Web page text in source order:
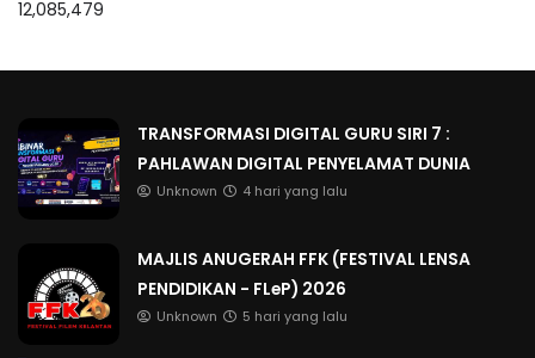
12,085,479
TRANSFORMASI DIGITAL GURU SIRI 7 :
PAHLAWAN DIGITAL PENYELAMAT DUNIA
Unknown 4 hari yang lalu
MAJLIS ANUGERAH FFK (FESTIVAL LENSA
PENDIDIKAN - FLeP) 2026
Unknown 5 hari yang lalu